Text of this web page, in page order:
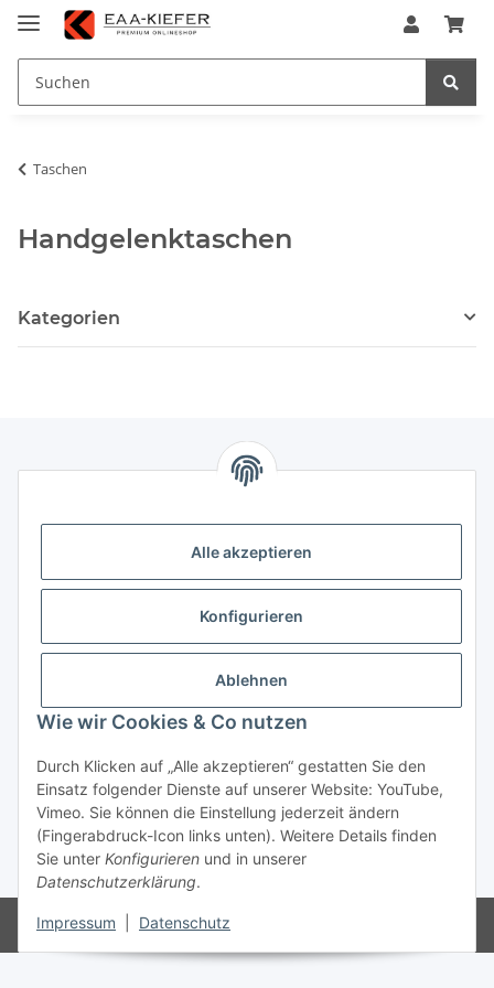
Alle akzeptieren
Konfigurieren
Ablehnen
Wie wir Cookies & Co nutzen
Durch Klicken auf „Alle akzeptieren“ gestatten Sie den
Einsatz folgender Dienste auf unserer Website: YouTube,
Vimeo. Sie können die Einstellung jederzeit ändern
(Fingerabdruck-Icon links unten). Weitere Details finden
Sie unter Konfigurieren und in unserer
Datenschutzerklärung.
Impressum Datenschutz
Taschen
Handgelenktaschen
Kategorien
Gesetzliche Informationen
Vertrag widerrufen
* Alle Preise inkl. gesetzlicher USt., zzgl.Versand
Powered by